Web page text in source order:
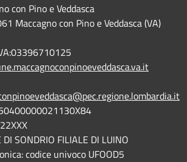
con Pino e Veddasca
Maccagno con Pino e Veddasca (VA)
SONDRIO FILIALE DI LUINO
codice univoco UFOOD5